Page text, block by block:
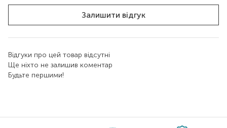
Залишити відгук
Відгуки про цей товар відсутні
Ще ніхто не залишив коментар
Будьте першими!